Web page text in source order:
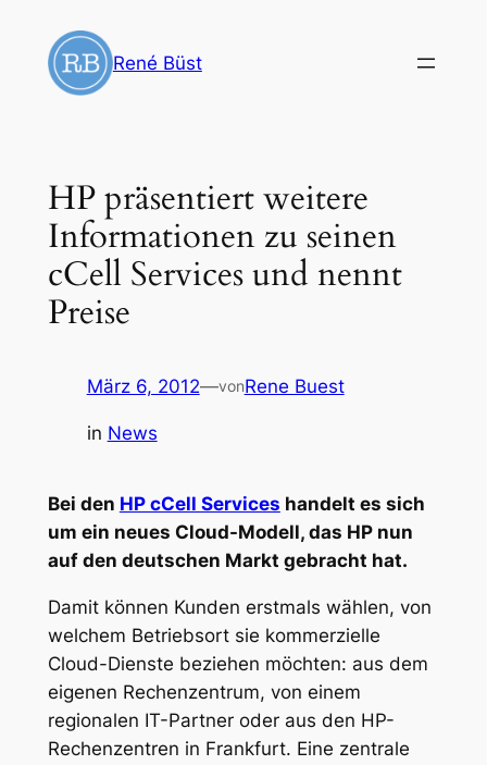
Inhalt
springen
René Büst
HP präsentiert weitere
Informationen zu seinen
cCell Services und nennt
Preise
März 6, 2012—vonRene Buest
in News
Bei den HP cCell Services handelt es sich
um ein neues Cloud-Modell, das HP nun
auf den deutschen Markt gebracht hat.
Damit können Kunden erstmals wählen, von
welchem Betriebsort sie kommerzielle
Cloud-Dienste beziehen möchten: aus dem
eigenen Rechenzentrum, von einem
regionalen IT-Partner oder aus den HP-
Rechenzentren in Frankfurt. Eine zentrale